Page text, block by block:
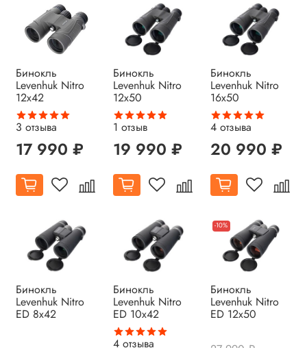
Бинокль
Levenhuk Nitro
12x42
3 отзыва
17 990 ₽
Бинокль
Levenhuk Nitro
12x50
1 отзыв
19 990 ₽
Бинокль
Levenhuk Nitro
16x50
4 отзыва
20 990 ₽
Бинокль
Levenhuk Nitro
ED 8x42
Бинокль
Levenhuk Nitro
ED 10x42
4 отзыва
-10%
Бинокль
Levenhuk Nitro
ED 12x50